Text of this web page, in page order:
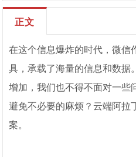
正文
在这个信息爆炸的时代，微信
具，承载了海量的信息和数据
增加，我们也不得不面对一些
避免不必要的麻烦？云端阿拉
案。